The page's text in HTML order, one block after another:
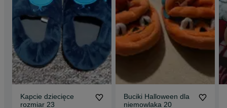
Kapcie dziecięce
rozmiar 23
Buciki Halloween dla
niemowlaka 20